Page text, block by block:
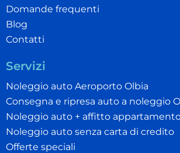
Domande frequenti
Blog
Contatti
Servizi
Noleggio auto Aeroporto Olbia
Consegna e ripresa auto a noleggio
Noleggio auto + affitto
Noleggio auto senza carta di credito
Offerte speciali